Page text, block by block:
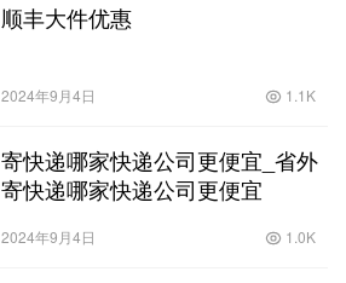
顺丰大件优惠
2024年9月4日 1.1K
寄快递哪家快递公司更便宜_省外
寄快递哪家快递公司更便宜
2024年9月4日 1.0K